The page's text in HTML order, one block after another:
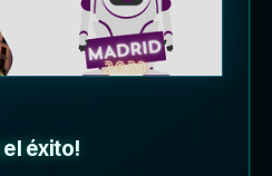
el éxito!